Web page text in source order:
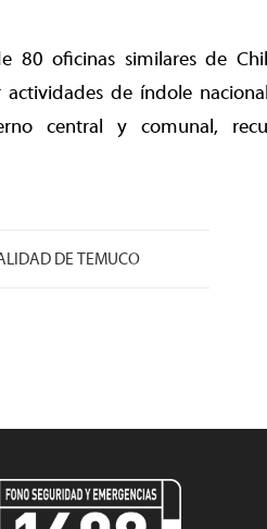
80 oficinas similares de
de índole
central y comunal,
DE TEMUCO